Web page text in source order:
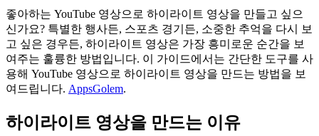
좋아하는 YouTube 영상으로 하이라이트 영상을 만들고 싶으
신가요? 특별한 행사든, 스포츠 경기든, 소중한 추억을 다시 보
고 싶은 경우든, 하이라이트 영상은 가장 흥미로운 순간을 보
여주는 훌륭한 방법입니다. 이 가이드에서는 간단한 도구를 사
용해 YouTube 영상으로 하이라이트 영상을 만드는 방법을 보
여드립니다. AppsGolem.
하이라이트 영상을 만드는 이유